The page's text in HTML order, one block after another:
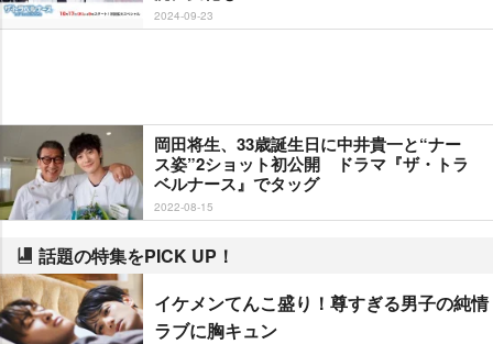
2024-09-23
岡田将生、33歳誕生日に中井貴一と“ナー
ス姿”2ショット初公開 ドラマ『ザ・トラ
ベルナース』でタッグ
2022-08-15
話題の特集をPICK UP！
イケメンてんこ盛り！尊すぎる男子の純情
ラブに胸キュン